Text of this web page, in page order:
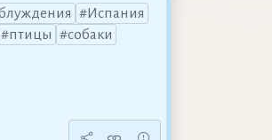
Испания
птицы собаки